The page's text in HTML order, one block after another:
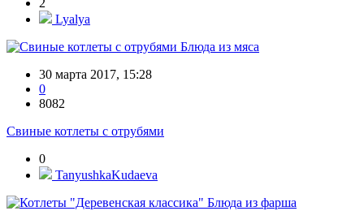
2
Lyalya
Блюда из мяса
30 марта 2017, 15:28
0
8082
Свиные котлеты с отрубями
0
TanyushkaKudaeva
Блюда из фарша